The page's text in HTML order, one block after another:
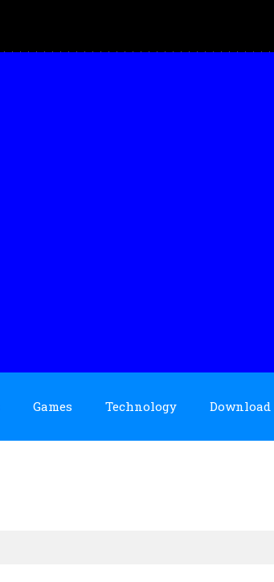
Games Technology Download